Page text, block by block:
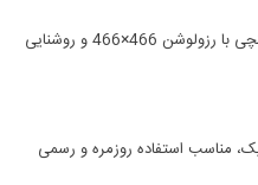
🖥️ صفحه‌نمایش: AMOLED گرد 1.32 اینچی با رزولوشن 466×466 و روشنایی
مناسب استفاده روزمره و رسمی